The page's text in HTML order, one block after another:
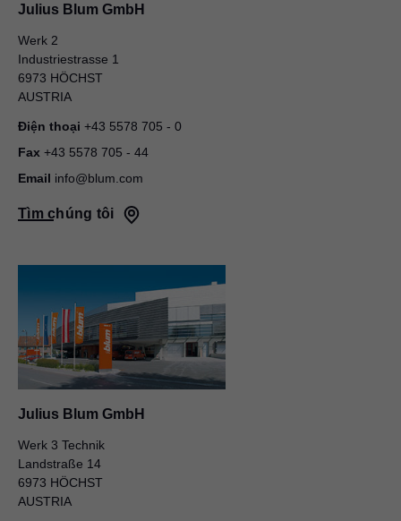
Julius Blum GmbH
Werk 2
Industriestrasse 1
6973 HÖCHST
AUSTRIA
Điện thoại +43 5578 705 - 0
Fax +43 5578 705 - 44
Email info@blum.com
Tìm chúng tôi
Julius Blum GmbH
Werk 3 Technik
Landstraße 14
6973 HÖCHST
AUSTRIA